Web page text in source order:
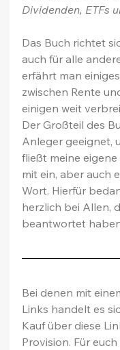
Dividenden, ETFs
Das Buch richtet
auch für alle
erfährt man
zwischen Rente
einigen weit
Der Großteil des
Anleger geeignet,
fließt meine
mit ein, aber auch
Wort. Hierfür
herzlich bei Allen,
beantwortet
Bei denen mit
Links handelt es
Kauf über diese
Provision. Für